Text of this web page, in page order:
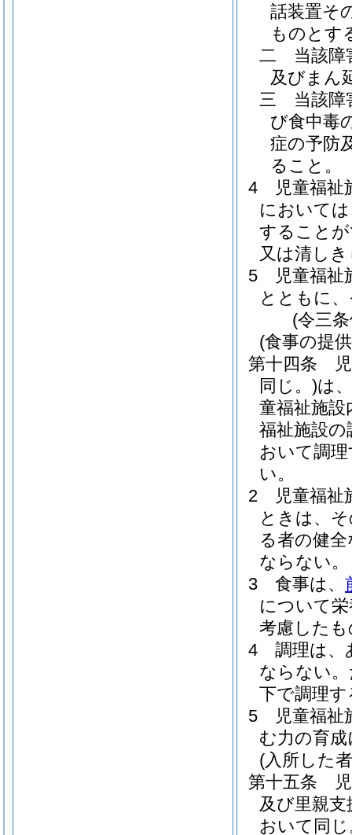
話装置そ
ものとす
二
当該
及びまん
三
当該
び食中毒
症の予防
ること。
4
児童福祉
において
すること
又は清し
5
児童福
とともに
(令三
(食事の提
第十四条
同じ。)は
童福祉施設
福祉施設
おいて調
い。
2
児童福
ときは、
る者の健
ならない。
3
食事は、
について
考慮した
4
調理は、
ならない。
下で調理
5
児童福
む力の育
(入所した
第十五条
及び里親
おいて同じ